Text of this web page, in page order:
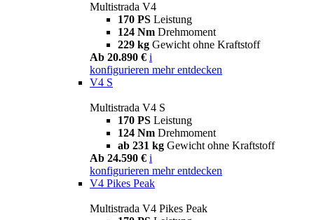
Multistrada V4
170 PS Leistung
124 Nm Drehmoment
229 kg Gewicht ohne Kraftstoff
Ab 20.890 € i
konfigurieren mehr entdecken
V4 S
Multistrada V4 S
170 PS Leistung
124 Nm Drehmoment
ab 231 kg Gewicht ohne Kraftstoff
Ab 24.590 € i
konfigurieren mehr entdecken
V4 Pikes Peak
Multistrada V4 Pikes Peak